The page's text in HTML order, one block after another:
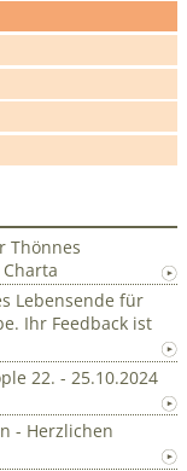
Thönnes
Lebensende für
Ihr Feedback ist
22. - 25.10.2024
- Herzlichen